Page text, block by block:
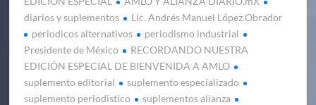
diarios y suplementos
Lic. Andrés Manuel López Obrador
periodicos alternativos
periodismo industrial
Presidente de México
RECORDANDO NUESTRA
EDICIÓN ESPECIAL DE BIENVENIDA A AMLO
suplemento editorial
suplemento especializado
suplemento periodistico
suplementos alianza